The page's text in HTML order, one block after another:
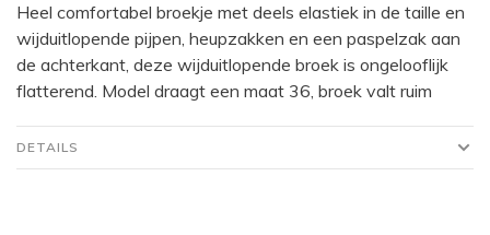
Heel comfortabel broekje met deels elastiek in de taille en
wijduitlopende pijpen, heupzakken en een paspelzak aan
de achterkant, deze wijduitlopende broek is ongelooflijk
flatterend. Model draagt een maat 36, broek valt ruim
DETAILS